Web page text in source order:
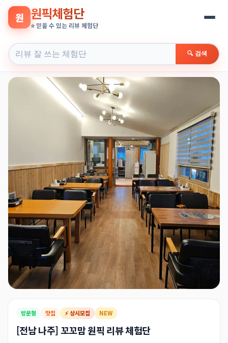
원 원픽체험단
⭐ 믿을 수 있는 리뷰 체험단
🔍 검색
방문형 맛집 ⚡ 상시모집 NEW
[전남 나주] 꼬꼬맘 원픽 리뷰 체험단